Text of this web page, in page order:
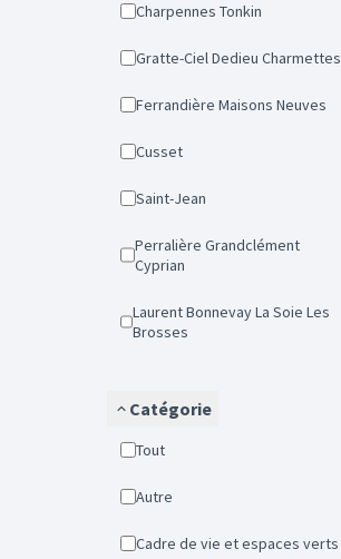
Charpennes Tonkin
Gratte-Ciel Dedieu Charmettes
Ferrandière Maisons Neuves
Cusset
Saint-Jean
Perralière Grandclément
Cyprian
Laurent Bonnevay La Soie Les
Brosses
Catégorie
Tout
Autre
Cadre de vie et espaces verts